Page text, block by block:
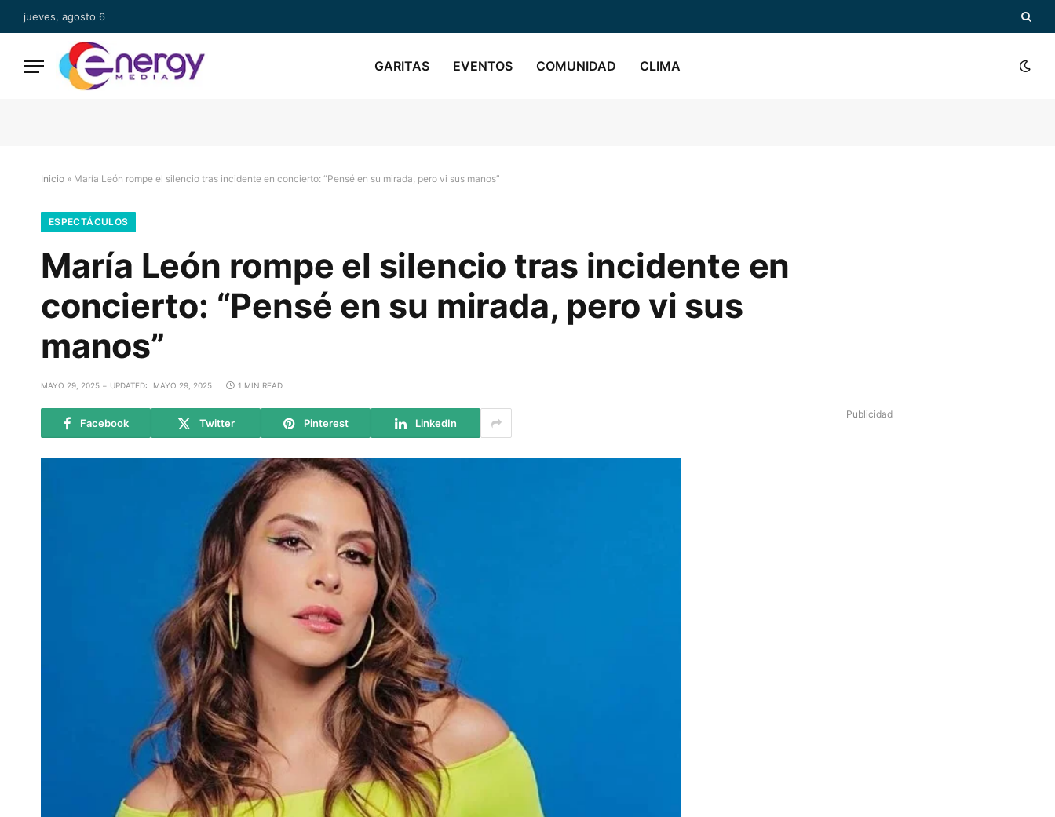
jueves, agosto 6
GARITAS EVENTOS COMUNIDAD CLIMA
Inicio » María León rompe el silencio tras incidente en concierto: “Pensé en su mirada, pero vi sus manos”
ESPECTÁCULOS
María León rompe el silencio tras incidente en
concierto: “Pensé en su mirada, pero vi sus
manos”
MAYO 29, 2025 UPDATED: MAYO 29, 2025 1 MIN READ
Facebook Twitter Pinterest LinkedIn
Publicidad